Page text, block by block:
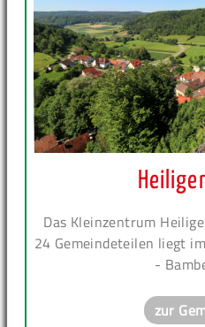
Das Kleinzentrum
24 Gemeindeteilen liegt
-
zur